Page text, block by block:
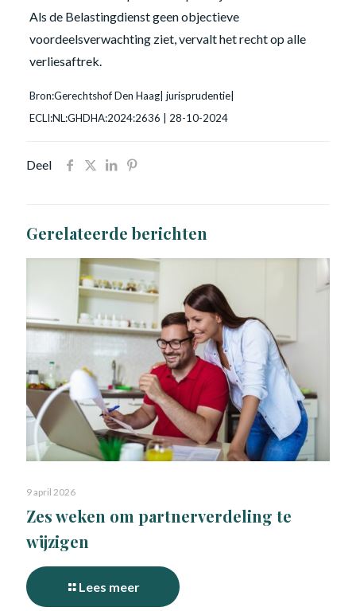
Als de Belastingdienst geen objectieve
voordeelsverwachting ziet, vervalt het recht op alle
verliesaftrek.
Bron:Gerechtshof Den Haag| jurisprudentie|
ECLI:NL:GHDHA:2024:2636 | 28-10-2024
Deel
Gerelateerde berichten
9 april 2026
Zes weken om partnerverdeling te
wijzigen
Lees meer